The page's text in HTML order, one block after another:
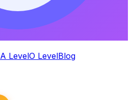
A LevelO LevelBlog